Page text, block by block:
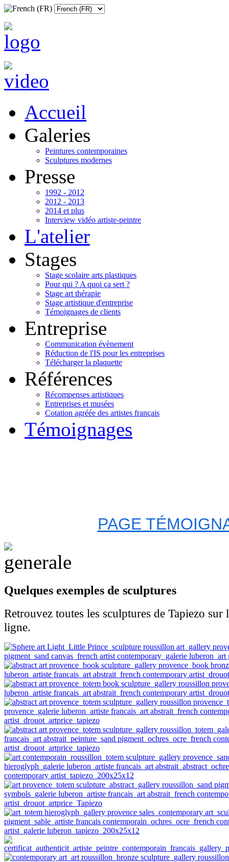
Accueil
Galeries
Peintures contemporaines
Sculptures modernes
Presse
1992 - 2012
2012 - 2013
2014 et plus
Interview vidéo artiste-peintre
L'atelier
Stages
Stage scolaire arts plastiques
Pour qui ? A quoi ça sert ?
Stage art thérapie
Stage artistique d'entreprise
Témoignages de clients
Entreprise
Communication évènement
Réduction de l'IS pour les entreprises
Télécharger la plaquette
Références
Récompenses artistiques
Entreprises et musées
Cotation agréée des artistes français
Témoignages
PAGE
Quelques exemples de sculptures
Retrouvez toutes les sculptures de Tapiezo sur
ligne.